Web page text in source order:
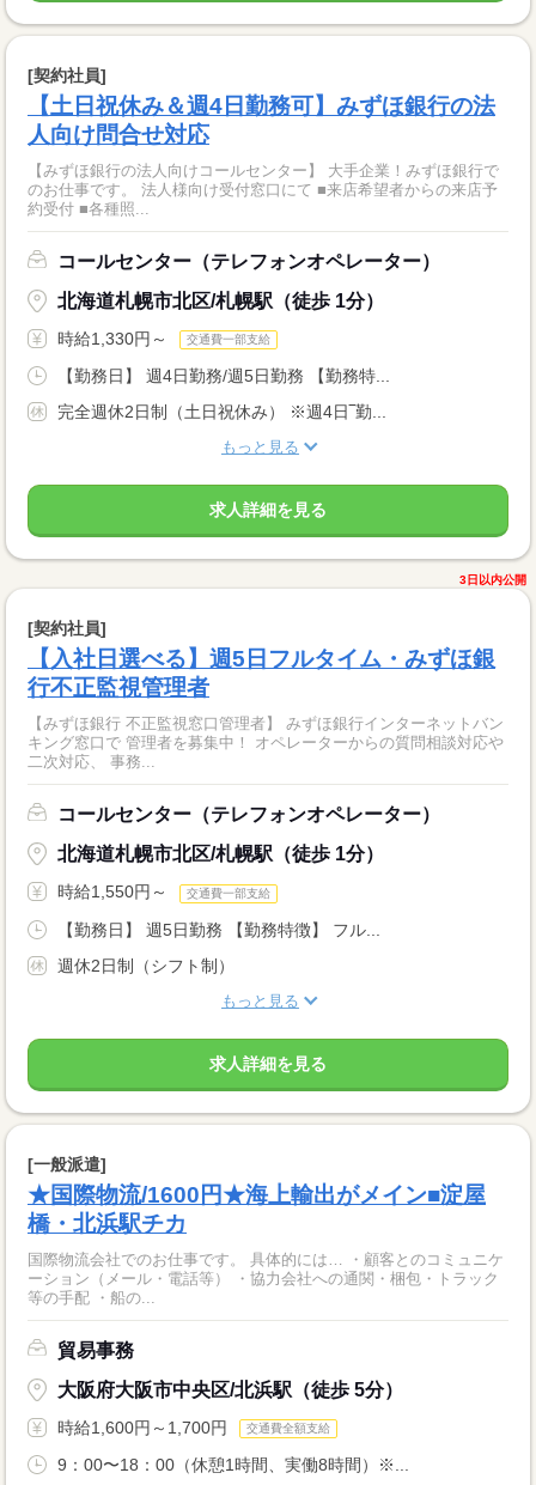
[契約社員]
【土日祝休み＆週4日勤務可】みずほ銀行の法
人向け問合せ対応
【みずほ銀行の法人向けコールセンター】 大手企業！みずほ銀行で
のお仕事です。 法人様向け受付窓口にて ■来店希望者からの来店予
約受付 ■各種照...
コールセンター（テレフォンオペレーター）
北海道札幌市北区/札幌駅（徒歩 1分）
時給1,330円～ 交通費一部支給
【勤務日】 週4日勤務/週5日勤務 【勤務特...
完全週休2日制（土日祝休み） ※週4日‾勤...
もっと見る
求人詳細を見る
3日以内公開
[契約社員]
【入社日選べる】週5日フルタイム・みずほ銀
行不正監視管理者
【みずほ銀行 不正監視窓口管理者】 みずほ銀行インターネットバン
キング窓口で 管理者を募集中！ オペレーターからの質問相談対応や
二次対応、 事務...
コールセンター（テレフォンオペレーター）
北海道札幌市北区/札幌駅（徒歩 1分）
時給1,550円～ 交通費一部支給
【勤務日】 週5日勤務 【勤務特徴】 フル...
週休2日制（シフト制）
もっと見る
求人詳細を見る
[一般派遣]
★国際物流/1600円★海上輸出がメイン■淀屋
橋・北浜駅チカ
国際物流会社でのお仕事です。 具体的には… ・顧客とのコミュニケ
ーション（メール・電話等） ・協力会社への通関・梱包・トラック
等の手配 ・船の...
貿易事務
大阪府大阪市中央区/北浜駅（徒歩 5分）
時給1,600円～1,700円 交通費全額支給
9：00〜18：00（休憩1時間、実働8時間）※...